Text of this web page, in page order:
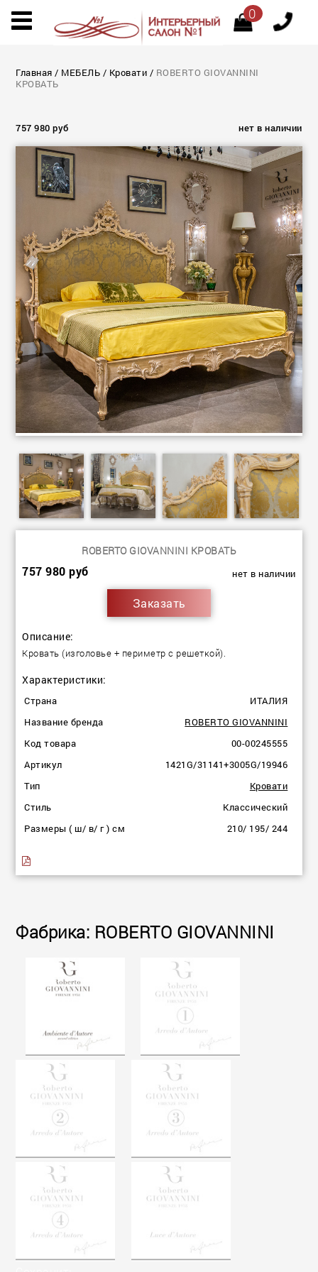
0
Главная / МЕБЕЛЬ / Кровати / ROBERTO GIOVANNINI
КРОВАТЬ
757 980 руб нет в наличии
ROBERTO GIOVANNINI КРОВАТЬ
757 980 руб нет в наличии
Заказать
Описание:
Кровать (изголовье + периметр с решеткой).
Характеристики:
Страна
ИТАЛИЯ
Название бренда
ROBERTO GIOVANNINI
Код товара
00-00245555
Артикул
1421G/31141+3005G/19946
Тип
Кровати
Стиль
Классический
Размеры ( ш/ в/ г ) см
210/ 195/ 244
Фабрика: ROBERTO GIOVANNINI